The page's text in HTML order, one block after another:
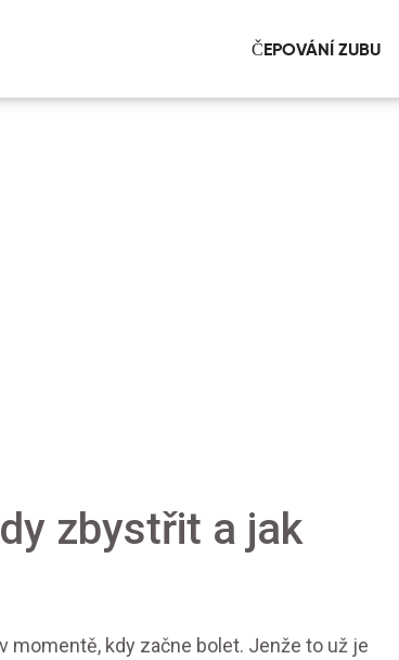
ČEPOVÁNÍ ZUBU
zbystřit a jak
momentě, kdy začne bolet. Jenže to už je